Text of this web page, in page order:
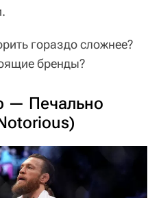
гораздо сложнее?
бренды?
— Печально